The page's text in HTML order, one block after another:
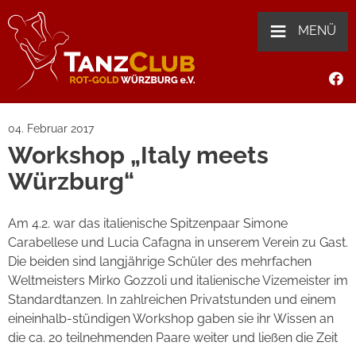
≡ MENÜ
04. Februar 2017
Workshop „Italy meets
Würzburg“
Am 4.2. war das italienische Spitzenpaar Simone
Carabellese und Lucia Cafagna in unserem Verein zu Gast.
Die beiden sind langjährige Schüler des mehrfachen
Weltmeisters Mirko Gozzoli und italienische Vizemeister im
Standardtanzen. In zahlreichen Privatstunden und einem
eineinhalb-stündigen Workshop gaben sie ihr Wissen an
die ca. 20 teilnehmenden Paare weiter und ließen die Zeit